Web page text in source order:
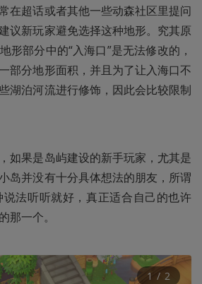
在超话或者其他一些动森社区里提问
议新玩家避免选择这种地形。究其原
形部分中的“入海口”是无法修改的，
部分地形面积，并且为了让入海口不
湖泊河流进行修饰，因此会比较限制
如果是岛屿建设的新手玩家，尤其是
岛并没有十分具体想法的朋友，所谓
说法听听就好，真正适合自己的也许
那一个。
1 / 2